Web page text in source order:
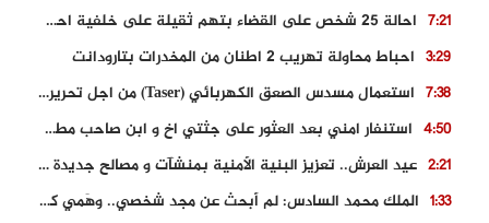
7:21
احالة 25 شخص على القضاء بتهم ثقيلة على خلفية احداث المناطق الشمالية
3:29 احباط محاولة تهريب 2 اطنان من المخدرات بتارودانت
7:38
استعمال مسدس الصعق الكهربائي (Taser) من اجل تحرير شابة محتجزة
4:50
استنفار امني بعد العثور على جثتي اخ و ابن صاحب مطعم اسماك مشهور بطنجة
2:21
عيد العرش.. تعزيز البنية الأمنية بمنشآت و مصالح جديدة بكل من الحسيمة – فاس و الناظور
1:33
الملك محمد السادس: لم أبحث عن مجد شخصي.. وهَمي كرامة المغاربة